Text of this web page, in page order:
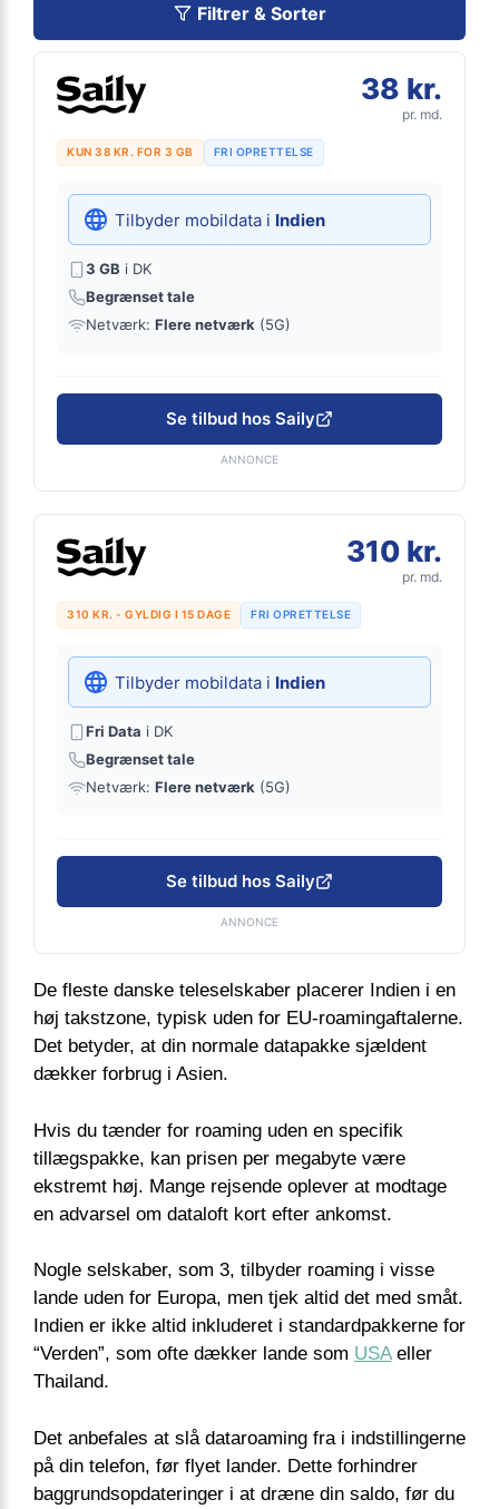
Filtrer & Sorter
38 kr.
pr. md.
KUN 38 KR. FOR 3 GB FRI OPRETTELSE
Tilbyder mobildata i Indien
3 GB i DK
Begrænset tale
Netværk: Flere netværk (5G)
Se tilbud hos Saily
ANNONCE
310 kr.
pr. md.
310 KR. - GYLDIG I 15 DAGE FRI OPRETTELSE
Tilbyder mobildata i Indien
Fri Data i DK
Begrænset tale
Netværk: Flere netværk (5G)
Se tilbud hos Saily
ANNONCE
De fleste danske teleselskaber placerer Indien i en
høj takstzone, typisk uden for EU-roamingaftalerne.
Det betyder, at din normale datapakke sjældent
dækker forbrug i Asien.
Hvis du tænder for roaming uden en specifik
tillægspakke, kan prisen per megabyte være
ekstremt høj. Mange rejsende oplever at modtage
en advarsel om dataloft kort efter ankomst.
Nogle selskaber, som 3, tilbyder roaming i visse
lande uden for Europa, men tjek altid det med småt.
Indien er ikke altid inkluderet i standardpakkerne for
“Verden”, som ofte dækker lande som USAeller
Thailand.
Det anbefales at slå dataroaming fra i indstillingerne
på din telefon, før flyet lander. Dette forhindrer
baggrundsopdateringer i at dræne din saldo, før du